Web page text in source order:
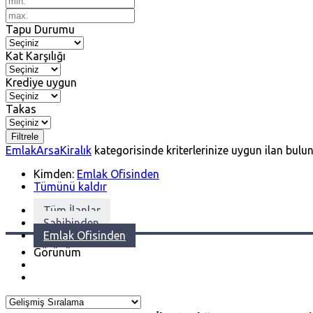
Tapu Durumu
Kat Karşılığı
Krediye uygun
Takas
Filtrele
EmlakArsaKiralık kategorisinde kriterlerinize uygun ilan
Kimden: Emlak Ofisinden
Tümünü kaldır
Tüm İlanlar
Sahibinden
Emlak Ofisinden
Görünüm